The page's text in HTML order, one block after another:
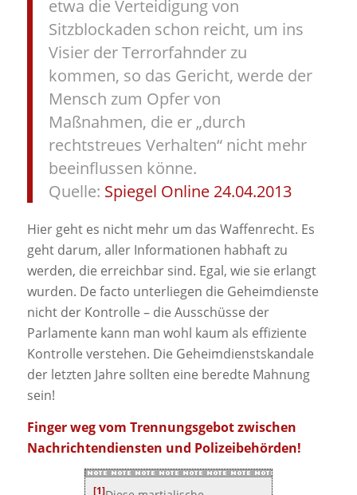
etwa die Verteidigung von
Sitzblockaden schon reicht, um ins
Visier der Terrorfahnder zu
kommen, so das Gericht, werde der
Mensch zum Opfer von
Maßnahmen, die er „durch
rechtstreues Verhalten“ nicht mehr
beeinflussen könne.
Quelle: Spiegel Online 24.04.2013
Hier geht es nicht mehr um das Waffenrecht. Es
geht darum, aller Informationen habhaft zu
werden, die erreichbar sind. Egal, wie sie erlangt
wurden. De facto unterliegen die Geheimdienste
nicht der Kontrolle – die Ausschüsse der
Parlamente kann man wohl kaum als effiziente
Kontrolle verstehen. Die Geheimdienstskandale
der letzten Jahre sollten eine beredte Mahnung
sein!
Finger weg vom Trennungsgebot zwischen
Nachrichtendiensten und Polizeibehörden!
[1]